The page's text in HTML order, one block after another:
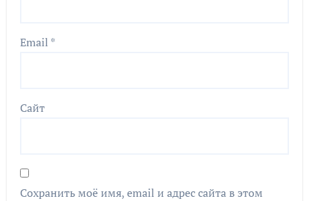
Email *
Сайт
Сохранить моё имя, email и адрес сайта в этом